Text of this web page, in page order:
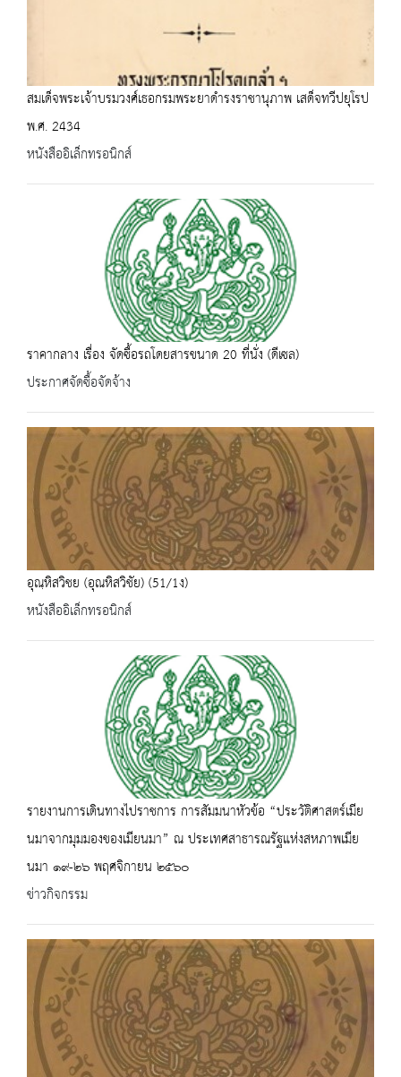
สมเด็จพระเจ้าบรมวงศ์เธอกรมพระยาดำรงราชานุภาพ เสด็จทวีปยุโรป
พ.ศ. 2434
หนังสืออิเล็กทรอนิกส์
ราคากลาง เรื่อง จัดซื้อรถโดยสารขนาด 20 ที่นั่ง (ดีเซล)
ประกาศจัดซื้อจัดจ้าง
อุณฺหิสวิชย (อุณหิสวิชัย) (51/1ง)
หนังสืออิเล็กทรอนิกส์
รายงานการเดินทางไปราชการ การสัมมนาหัวข้อ “ประวัติศาสตร์เมีย
นมาจากมุมมองของเมียนมา” ณ ประเทศสาธารณรัฐแห่งสหภาพเมีย
นมา ๑๙-๒๖ พฤศจิกายน ๒๕๖๐
ข่าวกิจกรรม